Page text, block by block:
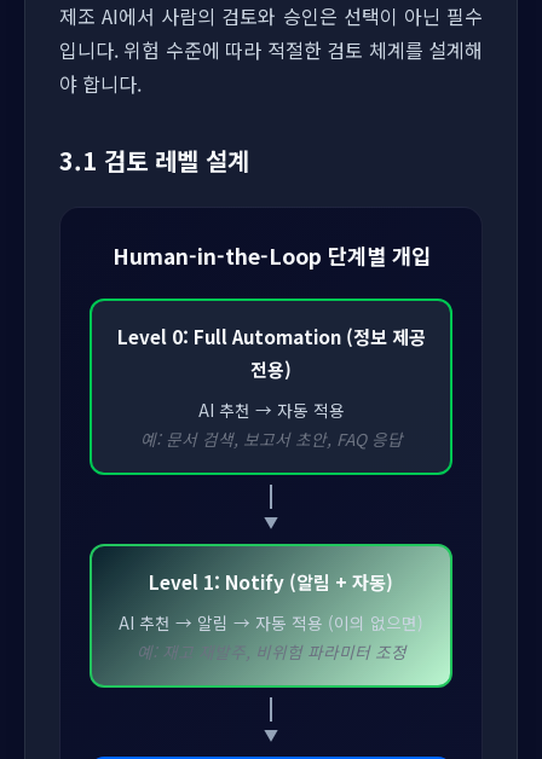
제조 AI에서 사람의 검토와 승인은 선택이 아닌 필수
입니다. 위험 수준에 따라 적절한 검토 체계를 설계해
야 합니다.
3.1 검토 레벨 설계
Human-in-the-Loop 단계별 개입
Level 0: Full Automation (정보 제공
전용)
AI 추천 → 자동 적용
예: 문서 검색, 보고서 초안, FAQ 응답
Level 1: Notify (알림 + 자동)
AI 추천 → 알림 → 자동 적용 (이의 없으면)
예: 재고 재발주, 비위험 파라미터 조정